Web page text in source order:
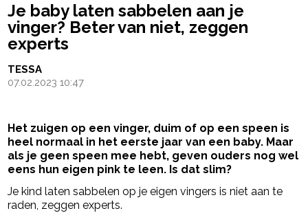
Je baby laten sabbelen aan je
vinger? Beter van niet, zeggen
experts
TESSA
07.02.2023 10:47
Het zuigen op een vinger, duim of op een speen is
heel normaal in het eerste jaar van een baby. Maar
als je geen speen mee hebt, geven ouders nog wel
eens hun eigen pink te leen. Is dat slim?
Je kind laten sabbelen op je eigen vingers is niet aan te
raden, zeggen experts.